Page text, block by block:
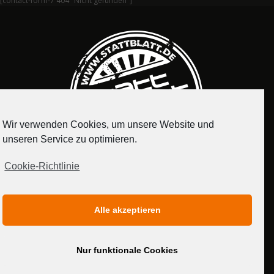
MEDIADATEN
Wir verwenden Cookies, um unsere Website und
unseren Service zu optimieren.
Cookie-Richtlinie
Alle akzeptieren
Nur funktionale Cookies